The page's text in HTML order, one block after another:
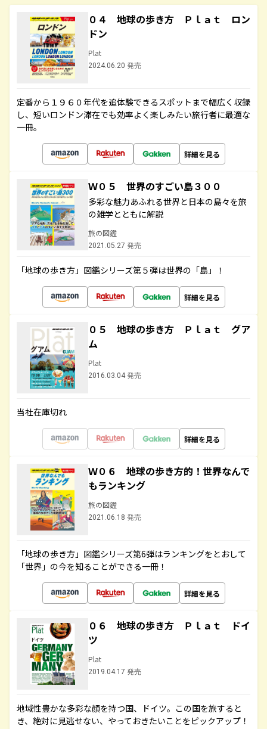
０４ 地球の歩き方 Ｐｌａｔ ロン
ドン
Plat
2024.06.20 発売
定番から１９６０年代を追体験できるスポットまで幅広く収録
し、短いロンドン滞在でも効率よく楽しみたい旅行者に最適な
一冊。
詳細を見る
Ｗ０５ 世界のすごい島３００
多彩な魅力あふれる世界と日本の島々を旅
の雑学とともに解説
旅の図鑑
2021.05.27 発売
「地球の歩き方」図鑑シリーズ第５弾は世界の「島」！
詳細を見る
０５ 地球の歩き方 Ｐｌａｔ グア
ム
Plat
2016.03.04 発売
当社在庫切れ
詳細を見る
Ｗ０６ 地球の歩き方的！世界なんで
もランキング
旅の図鑑
2021.06.18 発売
「地球の歩き方」図鑑シリーズ第6弾はランキングをとおして
「世界」の今を知ることができる一冊！
詳細を見る
０６ 地球の歩き方 Ｐｌａｔ ドイ
ツ
Plat
2019.04.17 発売
地域性豊かな多彩な顔を持つ国、ドイツ。この国を旅すると
き、絶対に見逃せない、やっておきたいことをピックアップ！